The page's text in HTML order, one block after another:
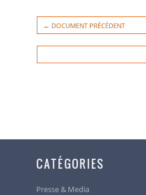
← DOCUMENT PRÉCÉDENT
CATÉGORIES
Presse & Media